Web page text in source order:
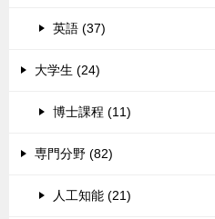
英語 (37)
大学生 (24)
博士課程 (11)
専門分野 (82)
人工知能 (21)